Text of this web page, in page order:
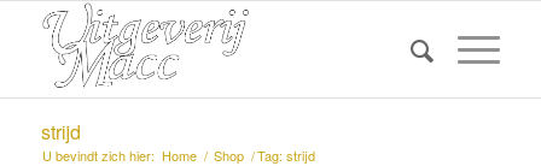
strijd
U bevindt zich hier: Home / Shop /Tag: strijd